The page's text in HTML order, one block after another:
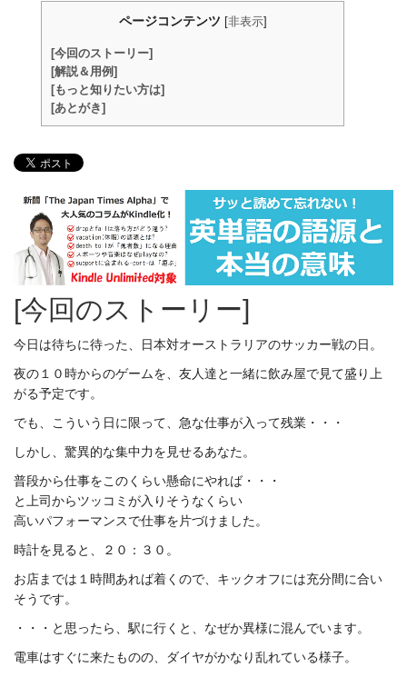
ページコンテンツ 非表示]
[今回のストーリー]
[解説＆用例]
[もっと知りたい方は]
[あとがき]
[今回のストーリー]
今日は待ちに待った、日本対オーストラリアのサッカー戦の日。
夜の１０時からのゲームを、友人達と一緒に飲み屋で見て盛り上
がる予定です。
でも、こういう日に限って、急な仕事が入って残業・・・
しかし、驚異的な集中力を見せるあなた。
普段から仕事をこのくらい懸命にやれば・・・
と上司からツッコミが入りそうなくらい
高いパフォーマンスで仕事を片づけました。
時計を見ると、２０：３０。
お店までは１時間あれば着くので、キックオフには充分間に合い
そうです。
・・・と思ったら、駅に行くと、なぜか異様に混んでいます。
電車はすぐに来たものの、ダイヤがかなり乱れている様子。